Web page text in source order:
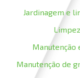
Jardinagem e
Manutenção de